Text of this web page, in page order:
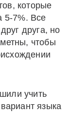
которые
5-7%. Все
друга, но
чтобы
учить
языка